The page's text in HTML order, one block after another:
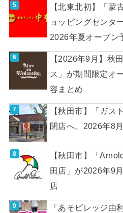
【北東北初】「蒙
ョッピングセンタ
2026年夏オープン
【2026年9月】秋
ス」が期間限定オ
容まとめ
【秋田市】「ガス
閉店へ。2026年8
【秋田市】「
田店」が2026年9
店
「あそビレッジ由